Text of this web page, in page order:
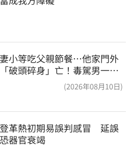
妻小等吃父親節餐⋯他家門外
「破頭碎身」亡！毒駕男一路
(2026年08月10日)
登革熱初期易誤判感冒　延誤
恐器官衰竭